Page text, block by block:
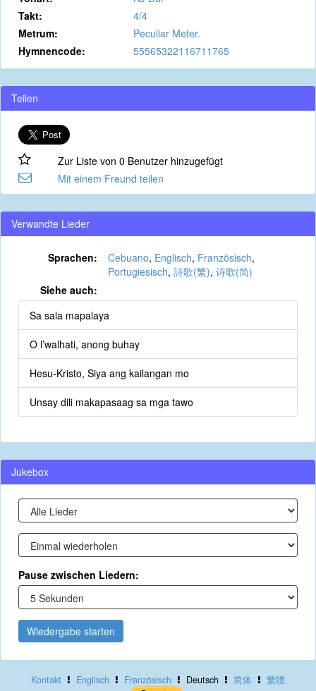
Takt:
4/4
Metrum:
Peculiar Meter.
Hymnencode:
55565322116711765
Teilen
Zur Liste von 0 Benutzer hinzugefügt
Mit einem Freund teilen
Verwandte Lieder
Sprachen: Cebuano, Englisch, Französisch,
Portugiesisch, 詩歌(繁), 诗歌(简)
Siehe auch:
Sa sala mapalaya
O l’walhati, anong buhay
Hesu-Kristo, Siya ang kailangan mo
Unsay dili makapasaag sa mga tawo
Jukebox
Pause zwischen Liedern:
Wiedergabe starten
Kontakt Englisch Französisch Deutsch 简体 繁體